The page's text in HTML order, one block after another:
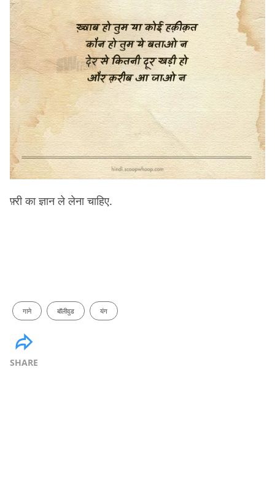
फ़्री का ज्ञान ले लेना चाहिए.
गाने बॉलीवुड यंग
SHARE